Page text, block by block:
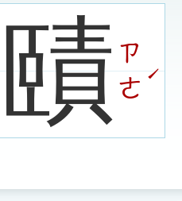
圖
賾ㄗ
ㄜ
ˊ